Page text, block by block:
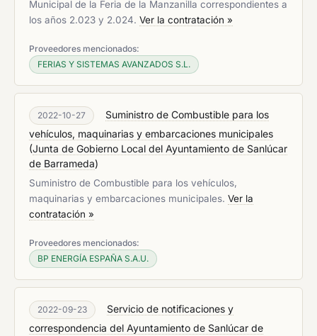
Municipal de la Feria de la Manzanilla correspondientes a
los años 2.023 y 2.024. Ver la contratación »
Proveedores mencionados:
FERIAS Y SISTEMAS AVANZADOS S.L.
2022-10-27
Suministro de Combustible para los
vehículos, maquinarias y embarcaciones municipales
(Junta de Gobierno Local del Ayuntamiento de Sanlúcar
de Barrameda)
Suministro de Combustible para los vehículos,
maquinarias y embarcaciones municipales. Ver la
contratación »
Proveedores mencionados:
BP ENERGÍA ESPAÑA S.A.U.
2022-09-23
Servicio de notificaciones y
correspondencia del Ayuntamiento de Sanlúcar de